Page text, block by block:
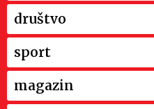
društvo
sport
magazin